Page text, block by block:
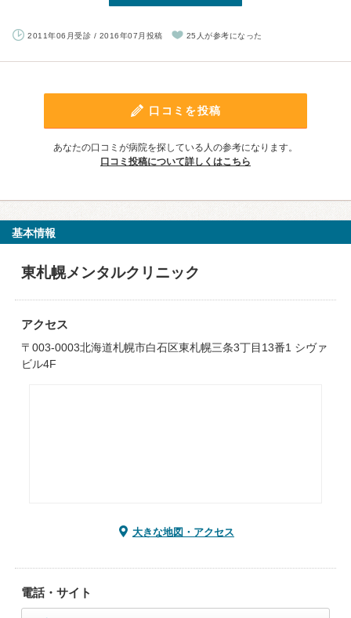
2011年06月受診 / 2016年07月投稿 25人が参考になった
口コミを投稿
あなたの口コミが病院を探している人の参考になります。
口コミ投稿について詳しくはこちら
基本情報
東札幌メンタルクリニック
アクセス
〒003-0003北海道札幌市白石区東札幌三条3丁目13番1 シヴァ
ビル4F
大きな地図・アクセス
電話・サイト